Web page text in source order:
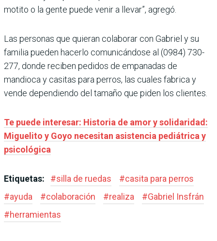
motito o la gente puede venir a llevar”, agregó.
Las personas que quieran colaborar con Gabriel y su
familia pueden hacerlo comunicándose al (0984) 730-
277, donde reciben pedidos de empanadas de
mandioca y casitas para perros, las cuales fabrica y
vende dependiendo del tamaño que piden los clientes.
Te puede interesar: Historia de amor y solidaridad:
Miguelito y Goyo necesitan asistencia pediátrica y
psicológica
Etiquetas: #silla de ruedas #casita para perros
#ayuda #colaboración #realiza #Gabriel Insfrán
#herramientas